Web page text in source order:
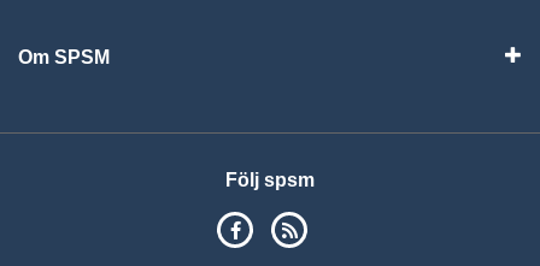
Om SPSM
Följ spsm
SPSM på Facebook